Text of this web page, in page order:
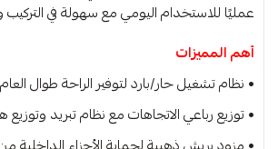
عمليًا للاستخدام اليومي مع سهولة في التركيب
أهم المميزات
• نظام تشغيل حار/بارد لتوفير الراحة طوال العام
• توزيع رباعي الاتجاهات مع نظام تبريد وتوزيع